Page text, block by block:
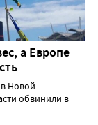
а Европе
Новой
обвинили в